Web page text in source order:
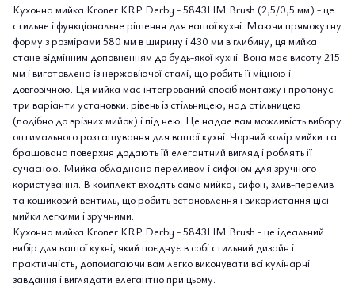
Кухонна мийка Kroner KRP Derby - 5843HM Brush (2,5/0,5 мм) - це
стильне і функціональне рішення для вашої кухні. Маючи прямокутну
форму з розмірами 580 мм в ширину і 430 мм в глибину, ця мийка
стане відмінним доповненням до будь-якої кухні. Вона має висоту 215
мм і виготовлена із нержавіючої сталі, що робить її міцною і
довговічною. Ця мийка має інтегрований спосіб монтажу і пропонує
три варіанти установки: рівень із стільницею, над стільницею
(подібно до врізних мийок) і під нею. Це надає вам можливість вибору
оптимального розташування для вашої кухні. Чорний колір мийки та
брашована поверхня додають їй елегантний вигляд і роблять її
сучасною. Мийка обладнана переливом і сифоном для зручного
користування. В комплект входять сама мийка, сифон, злив-перелив
та кошиковий вентиль, що робить встановлення і використання цієї
мийки легкими і зручними.
Кухонна мийка Kroner KRP Derby - 5843HM Brush - це ідеальний
вибір для вашої кухні, який поєднує в собі стильний дизайн і
практичність, допомагаючи вам легко виконувати всі кулінарні
завдання і виглядати елегантно при цьому.